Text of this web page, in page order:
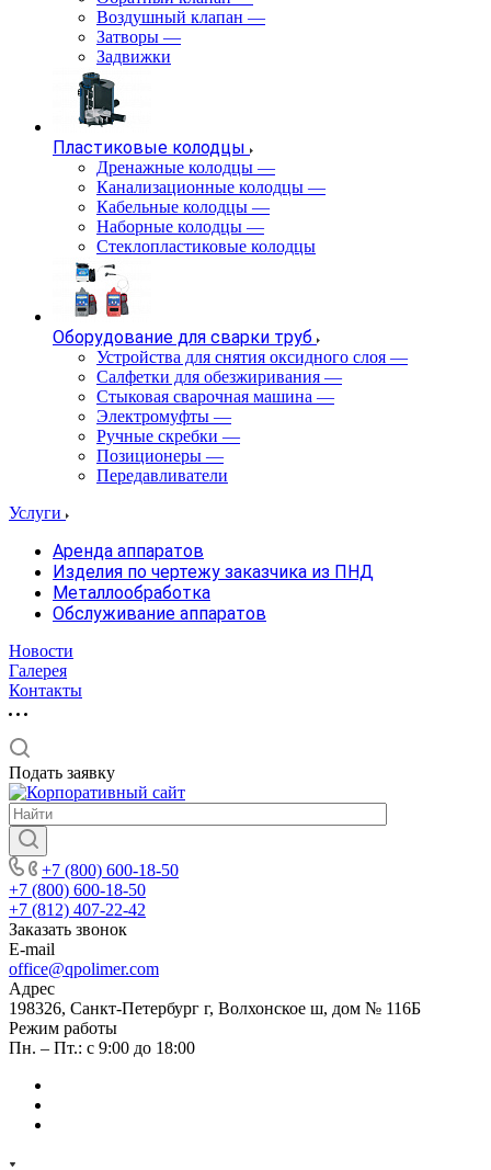
Воздушный клапан —
Затворы —
Задвижки
Пластиковые колодцы
Дренажные колодцы —
Канализационные колодцы —
Кабельные колодцы —
Наборные колодцы —
Стеклопластиковые колодцы
Оборудование для сварки труб
Устройства для снятия оксидного слоя —
Салфетки для обезжиривания —
Стыковая сварочная машина —
Электромуфты —
Ручные скребки —
Позиционеры —
Передавливатели
Услуги
Аренда аппаратов
Изделия по чертежу заказчика из ПНД
Металлообработка
Обслуживание аппаратов
Новости
Галерея
Контакты
Подать заявку
+7 (800) 600-18-50
+7 (800) 600-18-50
+7 (812) 407-22-42
Заказать звонок
E-mail
office@qpolimer.com
Адрес
198326, Санкт-Петербург г, Волхонское ш, дом № 116Б
Режим работы
Пн. – Пт.: с 9:00 до 18:00